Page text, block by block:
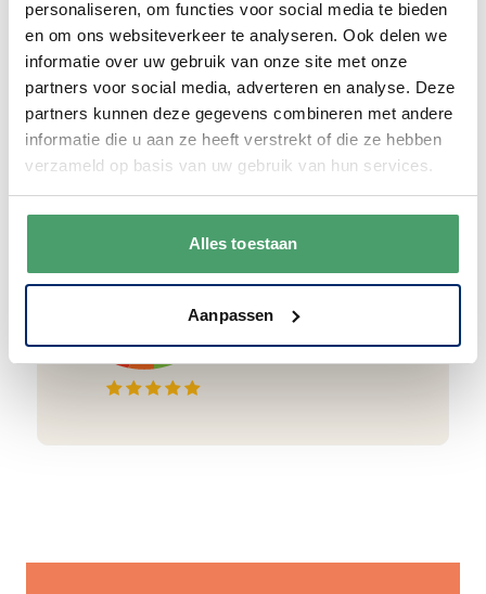
personaliseren, om functies voor social media te bieden
en om ons websiteverkeer te analyseren. Ook delen we
informatie over uw gebruik van onze site met onze
partners voor social media, adverteren en analyse. Deze
partners kunnen deze gegevens combineren met andere
informatie die u aan ze heeft verstrekt of die ze hebben
verzameld op basis van uw gebruik van hun services.
Alles toestaan
Aanpassen
ook nog eens helemaalgratis verzonden.
Goede waardering
We krijgen een goede waardering van Onze
klanten. 9+ gemiddeld.